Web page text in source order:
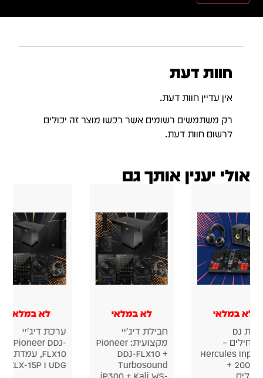
חוות דעת
אין עדיין חוות דעת.
רק משתמשים רשומים אשר רכשו מוצר זה יכולים
לרשום חוות דעת.
אולי יענין אותך גם
לא במלאי
חבילת DJ
–
Hercules
200 MK2 +
לא במלאי
חבילת דיג'יי
מקצועית: Pioneer
DDJ-FLX10 +
Turbosound
לא במלאי
ערכת דיג'יי
Pioneer DDJ-
FLX10, עמדת
UDG ו ZLX-15P